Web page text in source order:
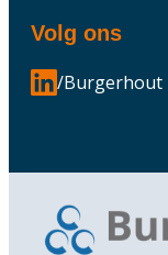
Volg ons
/Burgerhout